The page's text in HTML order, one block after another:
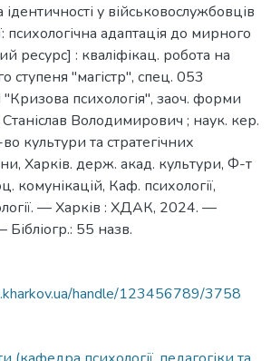
у військовослужбовців
психологічна адаптація до мирного
ресурс] : кваліфікац. робота на
ступеня "магістр", спец. 053
психологія", заоч. форми
Володимирович ; наук. кер.
культури та стратегічних
Харків. держ. акад. культури, Ф-т
комунікацій, Каф. психології,
— Харків : ХДАК, 2024. —
55 назв.
handle/123456789/3758